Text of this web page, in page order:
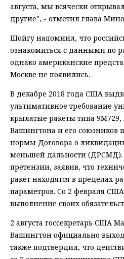
августа, мы всячески
другие", - отметил глава
Шойгу напомнил, что
ознакомиться с данными по
однако американские
Москве не появились.
В декабре 2018 года США
ультимативное требование
крылатые ракеты типа
Вашингтона и его союзников
нормы Договора о
меньшей дальности (ДРСМД).
претензии, заявив, что
ракет находятся в пределах
параметров. Со 2 февраля
выполнение своих
2 августа госсекретарь США
Вашингтон официально
также подтвердил, что